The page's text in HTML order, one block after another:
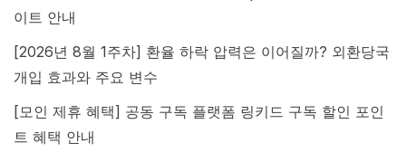
이트 안내
[2026년 8월 1주차] 환율 하락 압력은 이어질까? 외환당국
개입 효과와 주요 변수
[모인 제휴 혜택] 공동 구독 플랫폼 링키드 구독 할인 포인
트 혜택 안내